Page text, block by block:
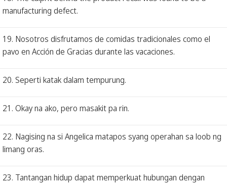
manufacturing defect.
19. Nosotros disfrutamos de comidas tradicionales como el
pavo en Acción de Gracias durante las vacaciones.
20. Seperti katak dalam tempurung.
21. Okay na ako, pero masakit pa rin.
22. Nagising na si Angelica matapos syang operahan sa loob ng
limang oras.
23. Tantangan hidup dapat memperkuat hubungan dengan